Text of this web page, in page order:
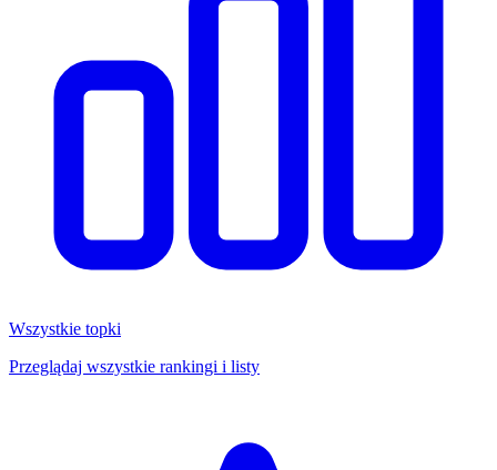
Wszystkie topki
Przeglądaj wszystkie rankingi i listy